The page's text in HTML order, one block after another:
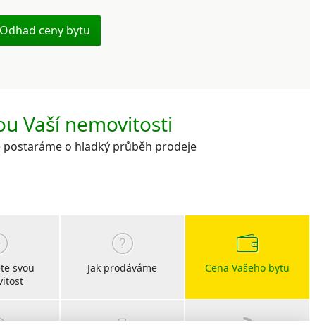
Odhad ceny bytu
Vaší nemovitosti
o hladký průběh prodeje
svou
Jak prodáváme Cena Vašeho bytu